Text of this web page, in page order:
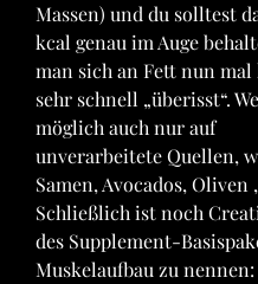
Massen) und du solltest
kcal genau im Auge
man sich an Fett nun
sehr schnell „überisst“.
möglich auch nur auf
unverarbeitete Quellen,
Samen, Avocados, Oliven
Schließlich ist noch
des Supplement-
Muskelaufbau zu